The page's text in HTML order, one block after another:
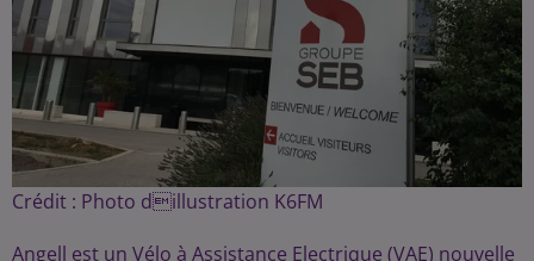
Crédit : Photo dillustration K6FM
Angell est un Vélo à Assistance Electrique (VAE) nouvelle